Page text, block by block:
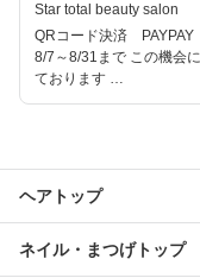
Star total beauty salon
QRコード決済 PAYPAY
8/7～8/31まで この機会
ております …
ヘアトップ
ネイル・まつげトップ